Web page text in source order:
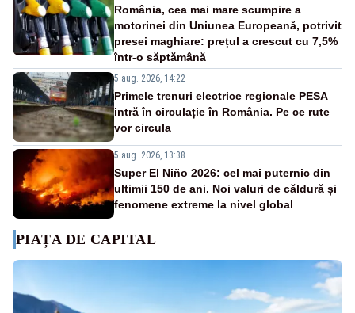
România, cea mai mare scumpire a
motorinei din Uniunea Europeană, potrivit
presei maghiare: prețul a crescut cu 7,5%
într-o săptămână
5 aug. 2026, 14:22
Primele trenuri electrice regionale PESA
intră în circulație în România. Pe ce rute
vor circula
5 aug. 2026, 13:38
Super El Niño 2026: cel mai puternic din
ultimii 150 de ani. Noi valuri de căldură și
fenomene extreme la nivel global
PIAȚA DE CAPITAL